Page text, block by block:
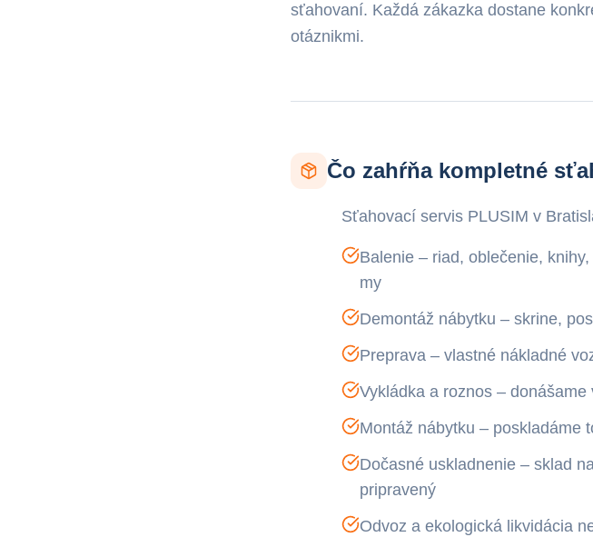
sťahovaní. Každá zákazka dostane
otáznikmi.
Čo zahŕňa kompletné
Sťahovací servis PLUSIM v
Balenie – riad, oblečenie,
my
Demontáž nábytku – skrine,
Preprava – vlastné nákladné
Vykládka a roznos –
Montáž nábytku – poskladáme
Dočasné uskladnenie – sklad
pripravený
Odvoz a ekologická likvidácia